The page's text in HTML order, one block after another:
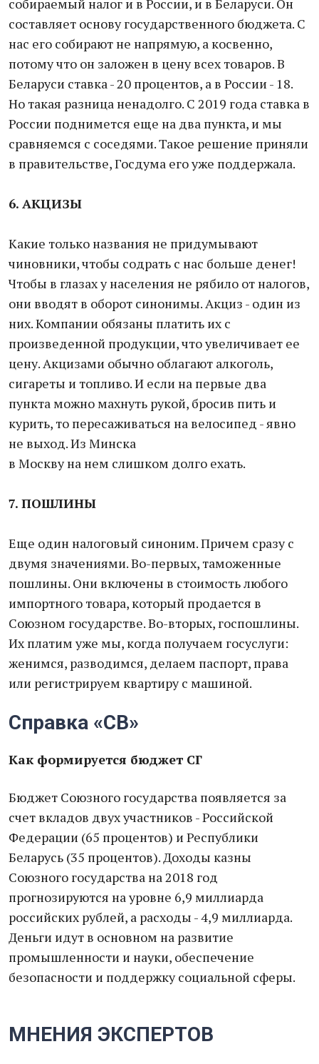
собираемый налог и в России, и в Беларуси. Он
составляет основу государственного бюджета. С
нас его собирают не напрямую, а косвенно,
потому что он заложен в цену всех товаров. В
Беларуси ставка - 20 процентов, а в России - 18.
Но такая разница ненадолго. С 2019 года ставка в
России поднимется еще на два пункта, и мы
сравняемся с соседями. Такое решение приняли
в правительстве, Госдума его уже поддержала.
6. АКЦИЗЫ
Какие только названия не придумывают
чиновники, чтобы содрать с нас больше денег!
Чтобы в глазах у населения не рябило от налогов,
они вводят в оборот синонимы. Акциз - один из
них. Компании обязаны платить их с
произведенной продукции, что увеличивает ее
цену. Акцизами обычно облагают алкоголь,
сигареты и топливо. И если на первые два
пункта можно махнуть рукой, бросив пить и
курить, то пересаживаться на велосипед - явно
не выход. Из Минска
в Москву на нем слишком долго ехать.
7. ПОШЛИНЫ
Еще один налоговый синоним. Причем сразу с
двумя значениями. Во-первых, таможенные
пошлины. Они включены в стоимость любого
импортного товара, который продается в
Союзном государстве. Во-вторых, госпошлины.
Их платим уже мы, когда получаем госуслуги:
женимся, разводимся, делаем паспорт, права
или регистрируем квартиру с машиной.
Справка «СВ»
Как формируется бюджет СГ
Бюджет Союзного государства появляется за
счет вкладов двух участников - Российской
Федерации (65 процентов) и Республики
Беларусь (35 процентов). Доходы казны
Союзного государства на 2018 год
прогнозируются на уровне 6,9 миллиарда
российских рублей, а расходы - 4,9 миллиарда.
Деньги идут в основном на развитие
промышленности и науки, обеспечение
безопасности и поддержку социальной сферы.
МНЕНИЯ ЭКСПЕРТОВ